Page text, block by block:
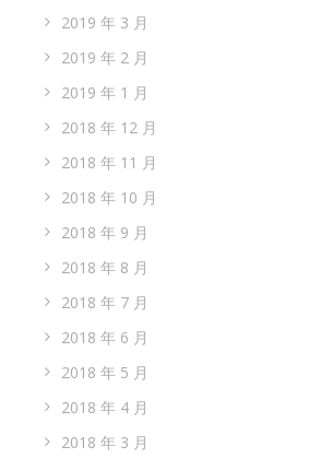
2019 年 3 月
2019 年 2 月
2019 年 1 月
2018 年 12 月
2018 年 11 月
2018 年 10 月
2018 年 9 月
2018 年 8 月
2018 年 7 月
2018 年 6 月
2018 年 5 月
2018 年 4 月
2018 年 3 月